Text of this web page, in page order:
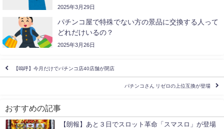
2025年3月29日
パチンコ屋で特殊でない方の景品に交換する人って
どれだけいるの？
2025年3月26日
【嗚呼】今月だけでパチンコ店40店舗が閉店
パチンコさん リゼロの上位互換が登場
おすすめの記事
【朗報】あと３日でスロット革命「スマスロ」が登場